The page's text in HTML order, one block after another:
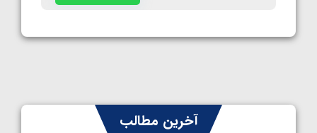
آخرین مطالب